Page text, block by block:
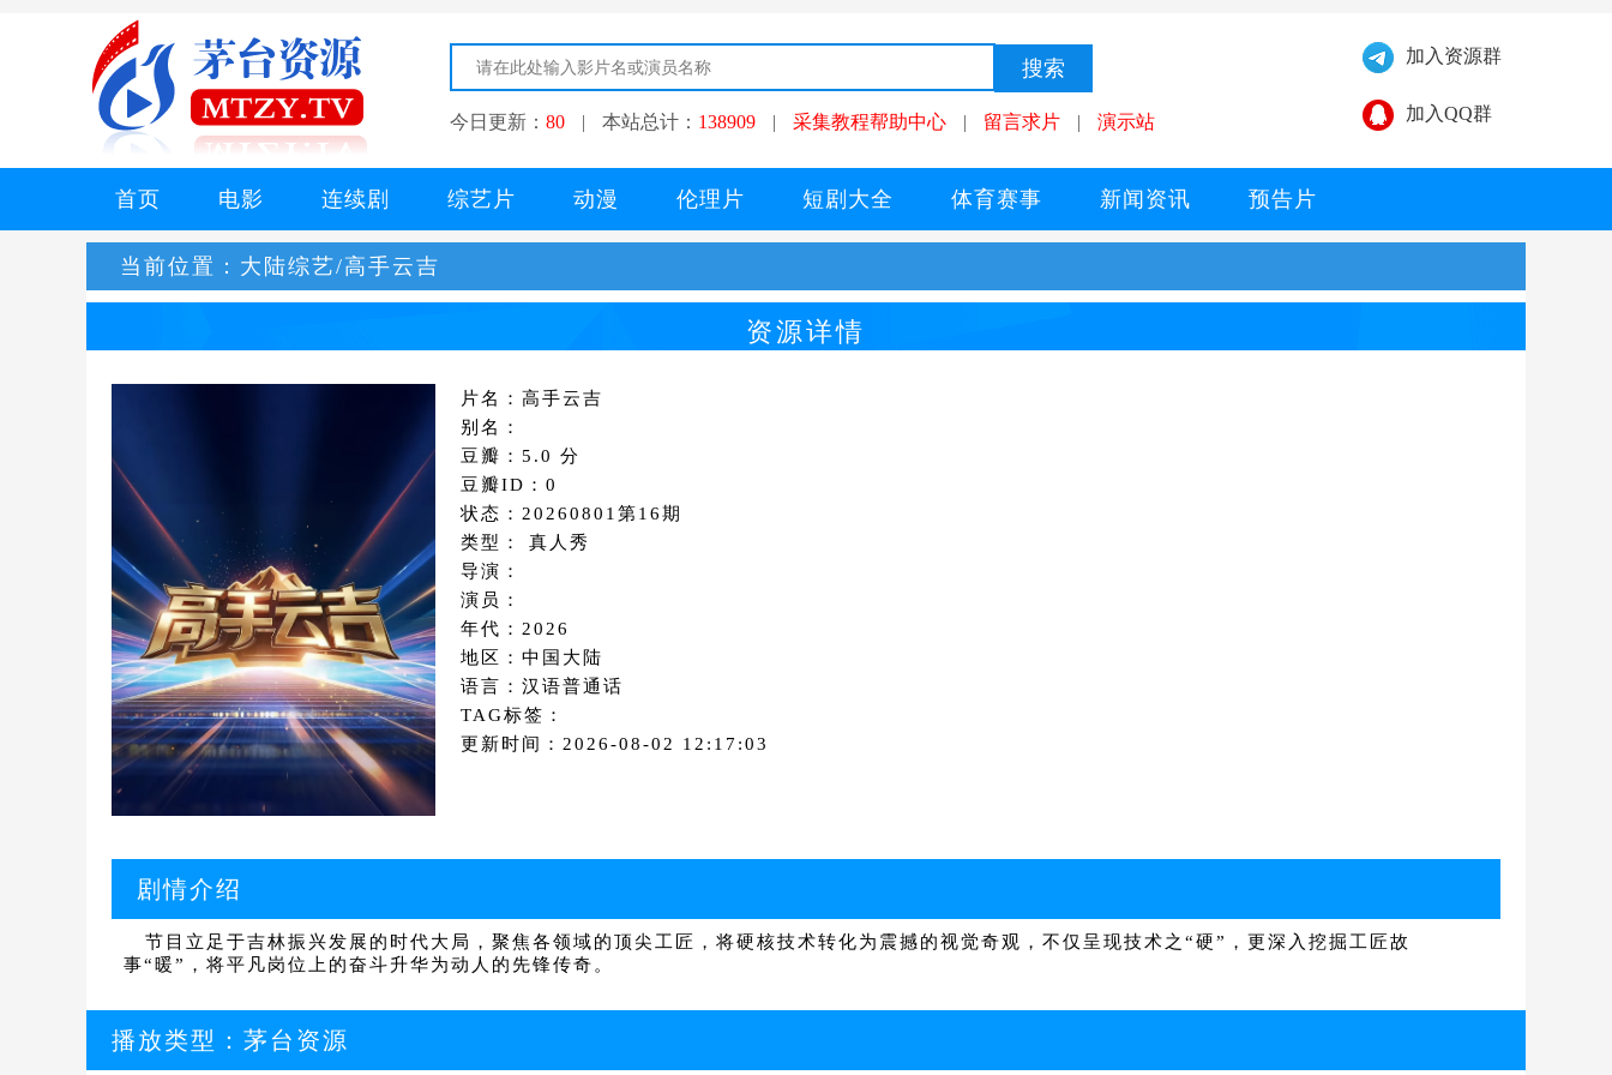
今日更新： 80 | 本站总计： 138909 | 采集教程帮助中心 | 留言求片 | 演示站
加入资源群
加入QQ群
首页 电影 连续剧 综艺片 动漫 伦理片 短剧大全 体育赛事 新闻资讯 预告片
当前位置： 大陆综艺/高手云吉
资源详情
片名：高手云吉
别名：
豆瓣：5.0 分
豆瓣ID：0
状态：20260801第16期
类型： 真人秀
导演：
演员：
年代：2026
地区：中国大陆
语言：汉语普通话
TAG标签：
更新时间：2026-08-02 12:17:03
剧情介绍
节目立足于吉林振兴发展的时代大局，聚焦各领域的顶尖工匠，将硬核技术转化为震撼的视觉奇观，不仅呈现技术之“硬”，更深入挖掘工匠故
事“暖”，将平凡岗位上的奋斗升华为动人的先锋传奇。
播放类型： 茅台资源